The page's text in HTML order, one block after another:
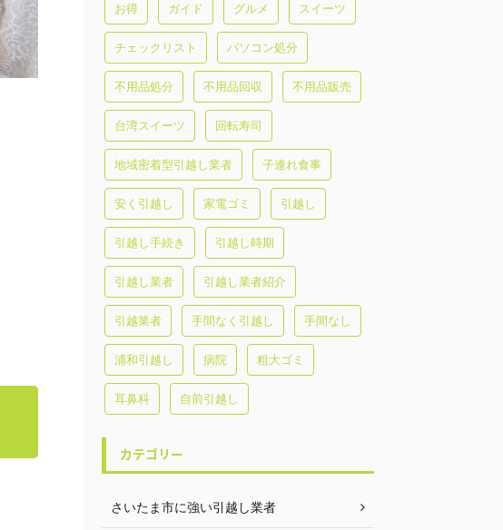
お得 ガイド グルメ スイーツ
チェックリスト パソコン処分
不用品処分 不用品回収 不用品販売
台湾スイーツ 回転寿司
地域密着型引越し業者 子連れ食事
安く引越し 家電ゴミ 引越し
引越し手続き 引越し時期
引越し業者 引越し業者紹介
引越業者 手間なく引越し 手間なし
浦和引越し 病院 粗大ゴミ
耳鼻科 自前引越し
カテゴリー
さいたま市に強い引越し業者